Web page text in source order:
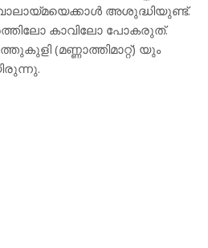
അശുദ്ധിയുണ്ട്.
കാവിലോ പോകരുത്.
(മണ്ണാത്തിമാറ്റ്) യും